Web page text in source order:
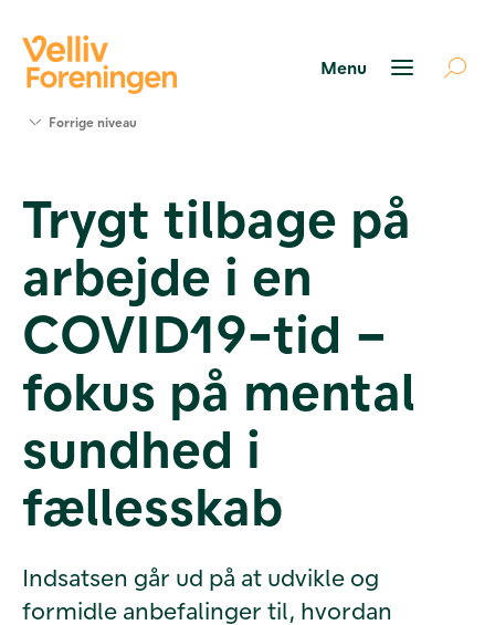
Værktøjer
og viden
Om Velliv
Foreningen
os
Forrige niveau
Trygt tilbage på
arbejde i en
COVID19-tid –
fokus på mental
sundhed i
fællesskab
Indsatsen går ud på at udvikle og
formidle anbefalinger til, hvordan